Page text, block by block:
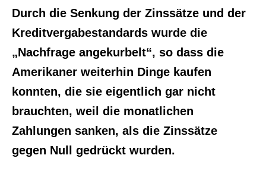
Durch die Senkung der Zinssätze und der
Kreditvergabestandards wurde die
„Nachfrage angekurbelt“, so dass die
Amerikaner weiterhin Dinge kaufen
konnten, die sie eigentlich gar nicht
brauchten, weil die monatlichen
Zahlungen sanken, als die Zinssätze
gegen Null gedrückt wurden.